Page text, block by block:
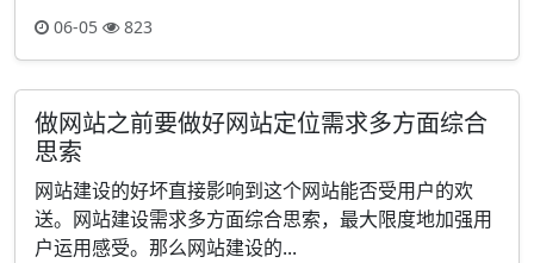
06-05 823
做网站之前要做好网站定位需求多方面综合
思索
网站建设的好坏直接影响到这个网站能否受用户的欢
送。网站建设需求多方面综合思索，最大限度地加强用
户运用感受。那么网站建设的...